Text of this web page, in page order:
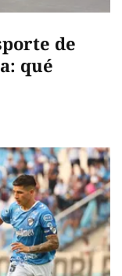
de
qué